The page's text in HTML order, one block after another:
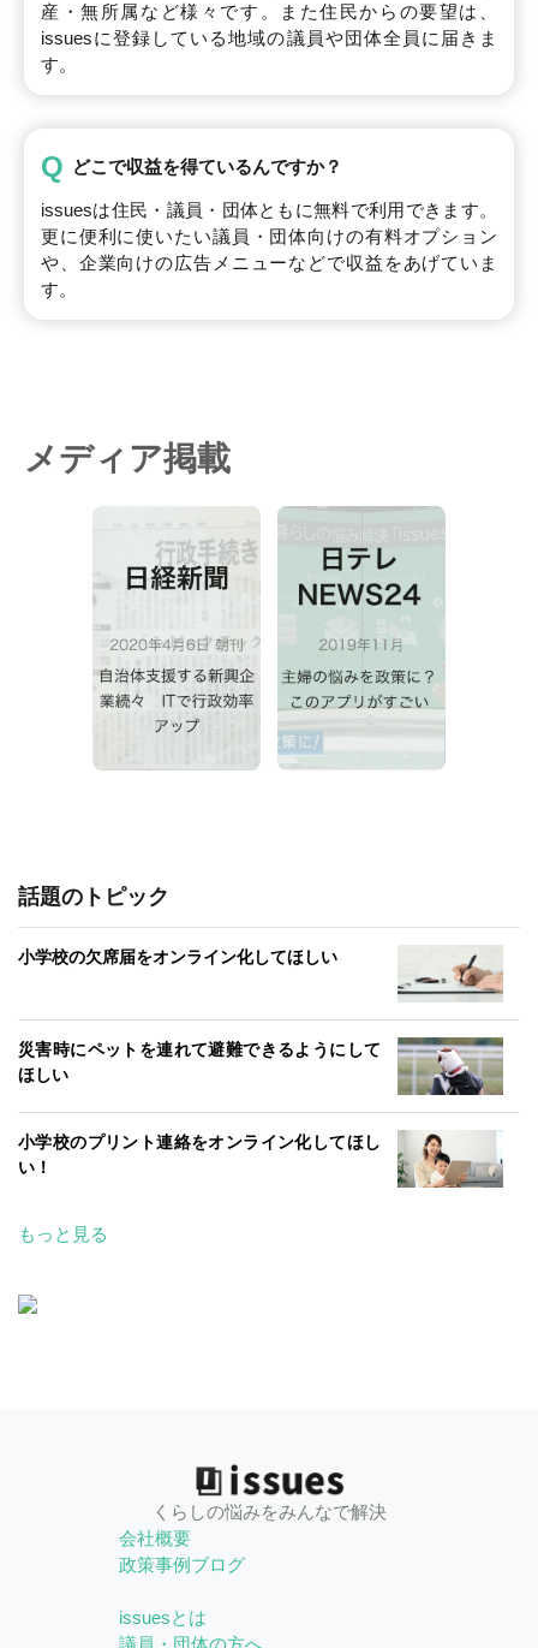
産・無所属など様々です。また住民からの要望は、
issuesに登録している地域の議員や団体全員に届きま
す。
Q どこで収益を得ているんですか？
issuesは住民・議員・団体ともに無料で利用できます。
更に便利に使いたい議員・団体向けの有料オプション
や、企業向けの広告メニューなどで収益をあげていま
す。
メディア掲載
話題のトピック
小学校の欠席届をオンライン化してほしい
災害時にペットを連れて避難できるようにして
ほしい
小学校のプリント連絡をオンライン化してほし
い！
もっと見る
くらしの悩みをみんなで解決
会社概要
政策事例ブログ
issuesとは